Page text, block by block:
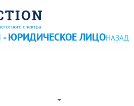
- ЮРИДИЧЕСКОЕ ЛИЦОНАЗАД